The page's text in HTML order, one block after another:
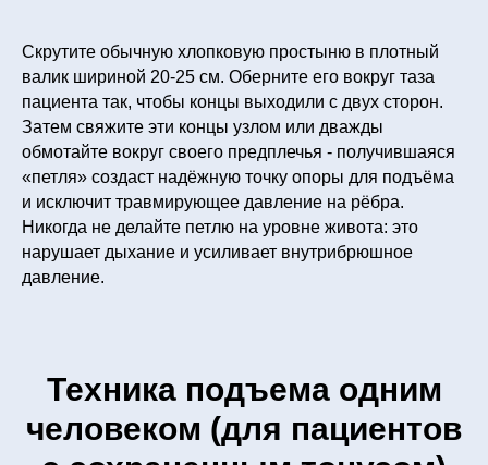
Скрутите обычную хлопковую простыню в плотный
валик шириной 20-25 см. Оберните его вокруг таза
пациента так, чтобы концы выходили с двух сторон.
Затем свяжите эти концы узлом или дважды
обмотайте вокруг своего предплечья - получившаяся
«петля» создаст надёжную точку опоры для подъёма
и исключит травмирующее давление на рёбра.
Никогда не делайте петлю на уровне живота: это
нарушает дыхание и усиливает внутрибрюшное
давление.
Техника подъема одним
человеком (для пациентов